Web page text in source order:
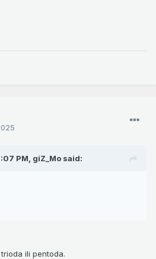
PM, giZ_Mo said:
ili pentoda.